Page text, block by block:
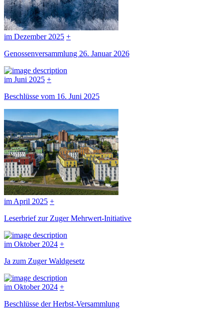
im Dezember 2025 +
Genossenversammlung 26. Januar 2026
im Juni 2025 +
Beschlüsse vom 16. Juni 2025
im April 2025 +
Leserbrief zur Zuger Mehrwert-Initiative
im Oktober 2024 +
Ja zum Zuger Waldgesetz
im Oktober 2024 +
Beschlüsse der Herbst-Versammlung